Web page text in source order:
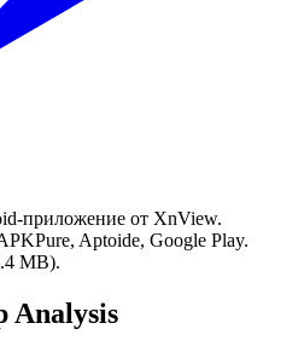
приложение от XnView.
Aptoide, Google Play.
MB).
Analysis